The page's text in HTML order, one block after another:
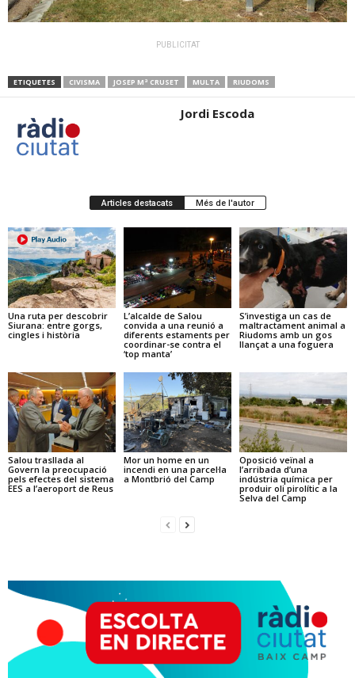
PUBLICITAT
ETIQUETES CIVISMA JOSEP Mª CRUSET MULTA RIUDOMS
Jordi Escoda
Articles destacats Més de l'autor
Una ruta per descobrir
Siurana: entre gorgs,
cingles i història
L’alcalde de Salou
convida a una reunió a
diferents estaments per
coordinar-se contra el
‘top manta’
S’investiga un cas de
maltractament animal a
Riudoms amb un gos
llançat a una foguera
Salou trasllada al
Govern la preocupació
pels efectes del sistema
EES a l’aeroport de Reus
Mor un home en un
incendi en una parcel·la
a Montbrió del Camp
Oposició veïnal a
l’arribada d’una
indústria química per
produir oli pirolític a la
Selva del Camp